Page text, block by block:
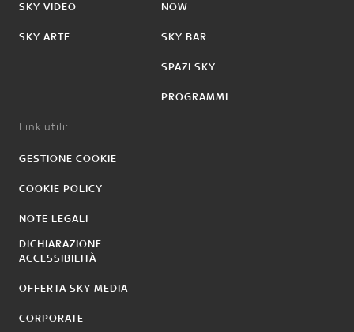
SKY VIDEO
SKY ARTE
NOW
SKY BAR
SPAZI SKY
PROGRAMMI
Link utili:
GESTIONE COOKIE
COOKIE POLICY
NOTE LEGALI
DICHIARAZIONE
ACCESSIBILITÀ
OFFERTA SKY MEDIA
CORPORATE